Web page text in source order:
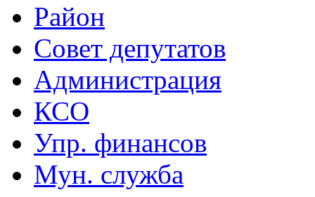
Район
Совет депутатов
Администрация
КСО
Упр. финансов
Мун. служба